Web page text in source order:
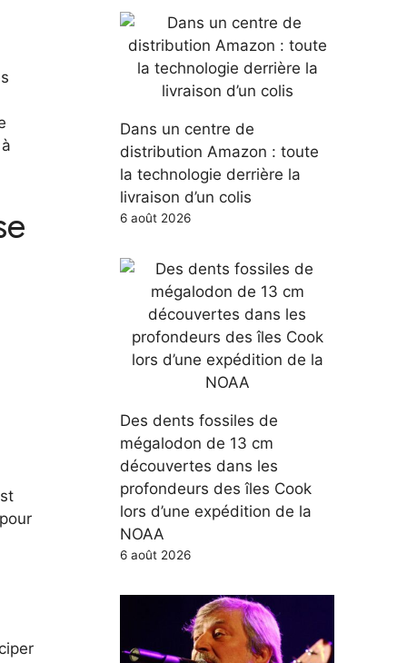
Dans un centre de
distribution Amazon : toute
la technologie derrière la
livraison d’un colis
6 août 2026
Des dents fossiles de
mégalodon de 13 cm
découvertes dans les
profondeurs des îles Cook
lors d’une expédition de la
NOAA
6 août 2026